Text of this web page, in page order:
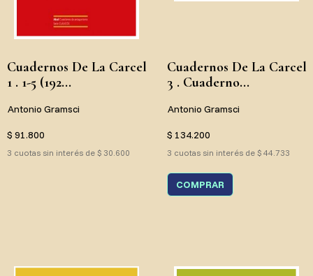
Cuadernos De La Carcel
1 . 1-5 (192...
Antonio Gramsci
$ 91.800
3 cuotas sin interés de $ 30.600
Cuadernos De La Carcel
3 . Cuaderno...
Antonio Gramsci
$ 134.200
3 cuotas sin interés de $ 44.733
COMPRAR